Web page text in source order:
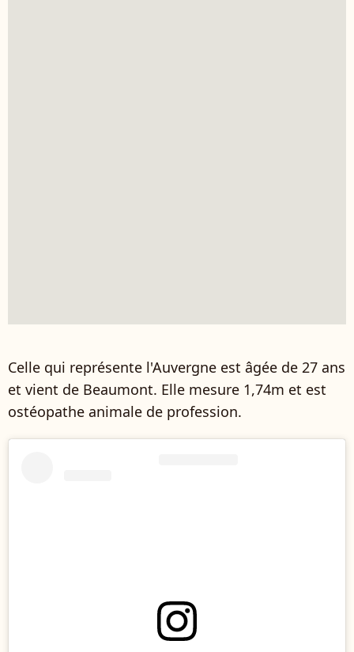
Celle qui représente l'Auvergne est âgée de 27 ans
et vient de Beaumont. Elle mesure 1,74m et est
ostéopathe animale de profession.